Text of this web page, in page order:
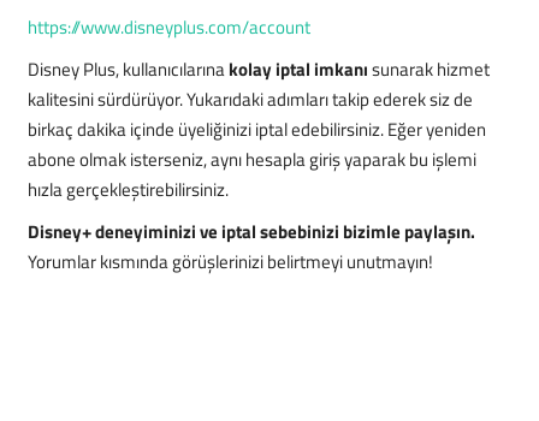
https://www.disneyplus.com/account
Disney Plus, kullanıcılarınakolay iptal imkanısunarak hizmet
kalitesini sürdürüyor. Yukarıdaki adımları takip ederek siz de
birkaç dakika içinde üyeliğinizi iptal edebilirsiniz. Eğer yeniden
abone olmak isterseniz, aynı hesapla giriş yaparak bu işlemi
hızla gerçekleştirebilirsiniz.
Disney+ deneyiminizi ve iptal sebebinizi bizimle paylaşın.
Yorumlar kısmında görüşlerinizi belirtmeyi unutmayın!